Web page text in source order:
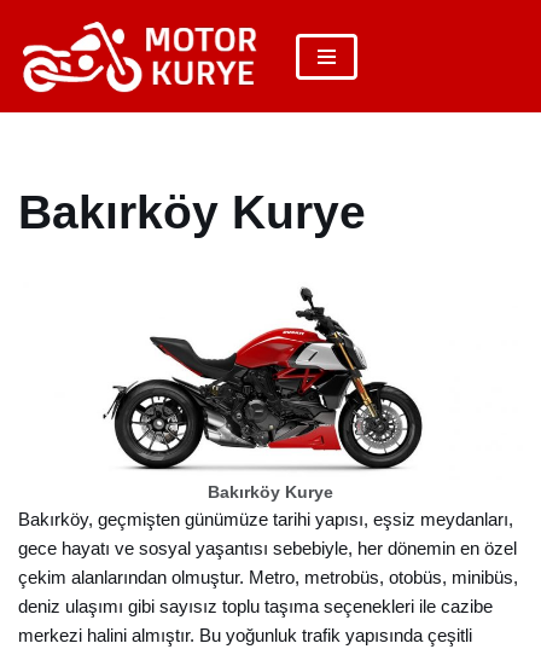
İçeriğe
geç
Bakırköy Kurye
Bakırköy Kurye
Bakırköy, geçmişten günümüze tarihi yapısı, eşsiz meydanları,
gece hayatı ve sosyal yaşantısı sebebiyle, her dönemin en özel
çekim alanlarından olmuştur. Metro, metrobüs, otobüs, minibüs,
deniz ulaşımı gibi sayısız toplu taşıma seçenekleri ile cazibe
merkezi halini almıştır. Bu yoğunluk trafik yapısında çeşitli